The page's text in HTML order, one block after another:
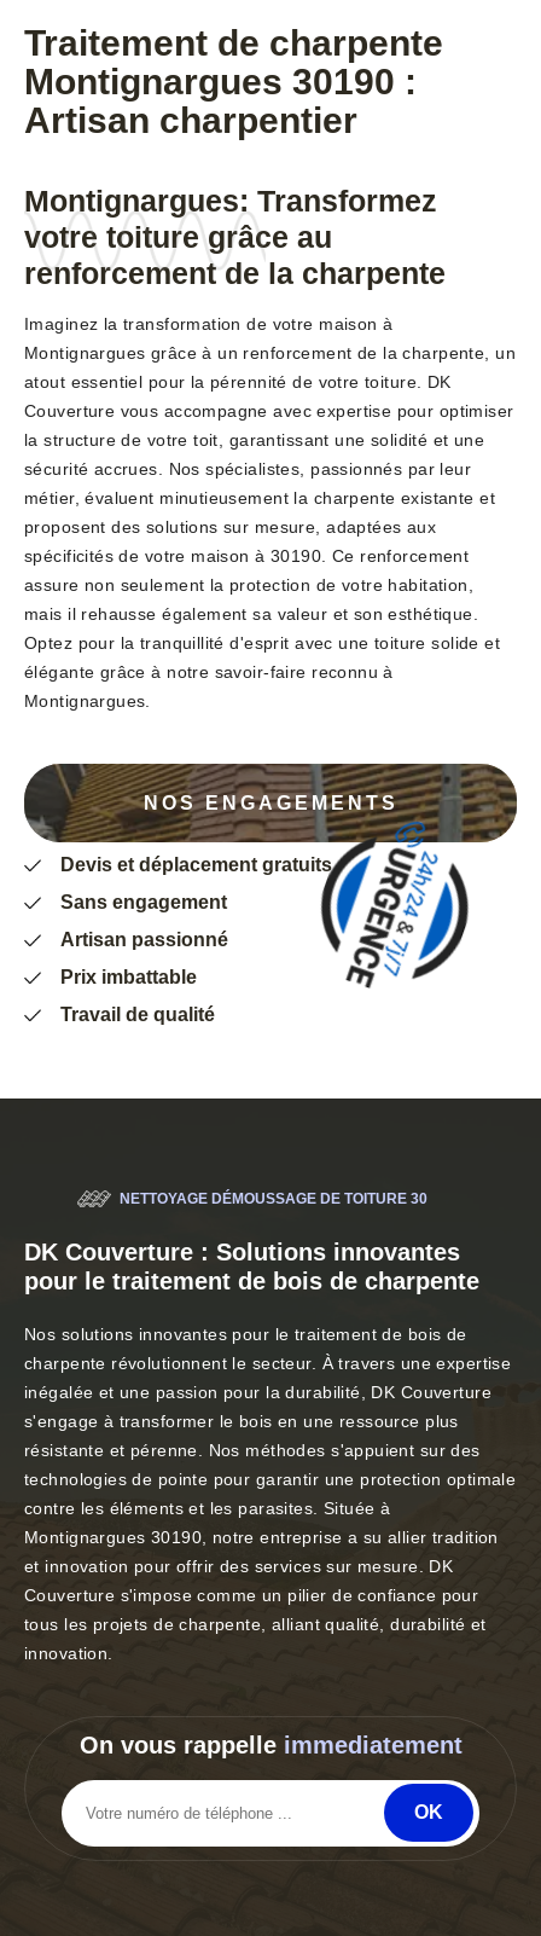
Traitement de charpente
Montignargues 30190 :
Artisan charpentier
Montignargues: Transformez
votre toiture grâce au
renforcement de la charpente
Imaginez la transformation de votre maison à
Montignargues grâce à un renforcement de la charpente, un
atout essentiel pour la pérennité de votre toiture. DK
Couverture vous accompagne avec expertise pour optimiser
la structure de votre toit, garantissant une solidité et une
sécurité accrues. Nos spécialistes, passionnés par leur
métier, évaluent minutieusement la charpente existante et
proposent des solutions sur mesure, adaptées aux
spécificités de votre maison à 30190. Ce renforcement
assure non seulement la protection de votre habitation,
mais il rehausse également sa valeur et son esthétique.
Optez pour la tranquillité d'esprit avec une toiture solide et
élégante grâce à notre savoir-faire reconnu à
Montignargues.
NOS ENGAGEMENTS
Devis et déplacement gratuits
Sans engagement
Artisan passionné
Prix imbattable
Travail de qualité
NETTOYAGE DÉMOUSSAGE DE TOITURE 30
DK Couverture : Solutions innovantes
pour le traitement de bois de charpente
Nos solutions innovantes pour le traitement de bois de
charpente révolutionnent le secteur. À travers une expertise
inégalée et une passion pour la durabilité, DK Couverture
s'engage à transformer le bois en une ressource plus
résistante et pérenne. Nos méthodes s'appuient sur des
technologies de pointe pour garantir une protection optimale
contre les éléments et les parasites. Située à
Montignargues 30190, notre entreprise a su allier tradition
et innovation pour offrir des services sur mesure. DK
Couverture s'impose comme un pilier de confiance pour
tous les projets de charpente, alliant qualité, durabilité et
innovation.
On vous rappelle immediatement